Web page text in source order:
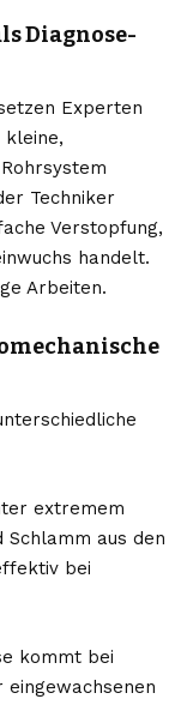
Diagnose-
Experten
kleine,
Techniker
Verstopfung,
handelt.
Arbeiten.
extremem
aus den
bei
kommt bei